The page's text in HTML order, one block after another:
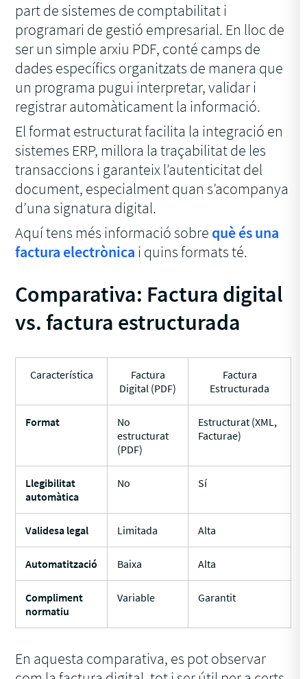
part de sistemes de comptabilitat i
programari de gestió empresarial. En lloc de
ser un simple arxiu PDF, conté camps de
dades específics organitzats de manera que
un programa pugui interpretar, validar i
registrar automàticament la informació.
El format estructurat facilita la integració en
sistemes ERP, millora la traçabilitat de les
transaccions i garanteix l’autenticitat del
document, especialment quan s’acompanya
d’una signatura digital.
Aquí tens més informació sobre què és una
factura electrònica i quins formats té.
Comparativa: Factura digital
vs. factura estructurada
Característica
Factura
Digital (PDF)
Factura
Estructurada
Format
No
estructurat
(PDF)
Estructurat (XML,
Facturae)
Llegibilitat
automàtica
No Sí
Validesa legal Limitada Alta
Automatització Baixa Alta
Compliment
normatiu
Variable Garantit
En aquesta comparativa, es pot observar